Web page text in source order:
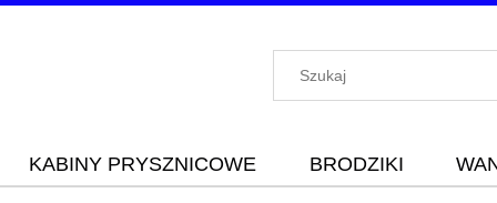
KABINY PRYSZNICOWE BRODZIKI